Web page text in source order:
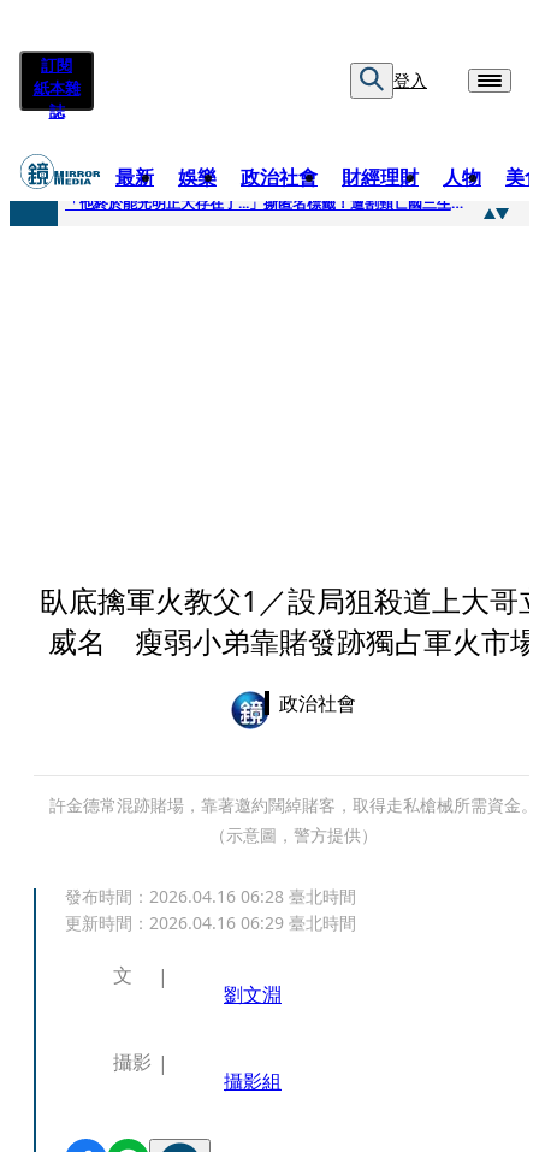
訂閱
紙本雜
誌
登入
最新 娛樂 政治社會 財經理財 人物 美
快訊
「他終於能光明正大存在了...」撕匿名標籤！遭割頸亡國三生「楊承勳」真名解禁 乾妹法庭抗辯引眾怒
臥底擒軍火教父1／設局狙殺道上大哥
威名 瘦弱小弟靠賭發跡獨占軍火市場
政治社會
許金德常混跡賭場，靠著邀約闊綽賭客，取得走私槍械所需資金。
（示意圖，警方提供）
發布時間： 2026.04.16 06:28 臺北時間
更新時間： 2026.04.16 06:29 臺北時間
文
劉文淵
攝影
攝影組